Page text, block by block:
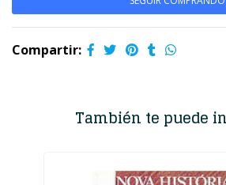
Compartir:
También te puede